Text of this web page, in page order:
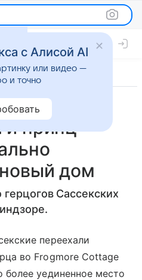
жизнь
и принц
дом
Сассекских
переехали
во Frogmore Cottage
более уединенное место
с Алисой AI
или видео —
и точно